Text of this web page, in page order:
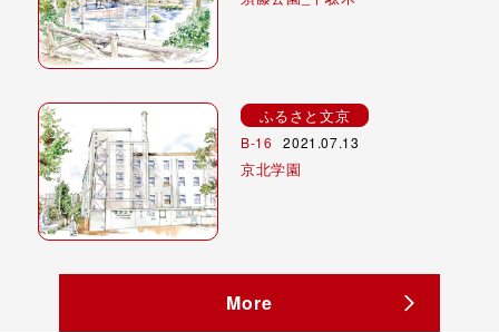
ふるさと文京
B-16 2021.07.13
京北学園
More